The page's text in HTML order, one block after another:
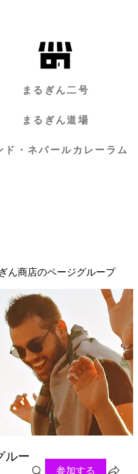
まるぎん二号
ド・ネパールカレーラム
まるぎん道場
ん商店のページグループ
ルー
参加する